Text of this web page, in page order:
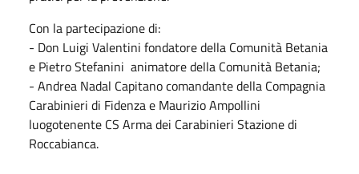
Con la partecipazione di:
- Don Luigi Valentini fondatore della Comunità Betania
e Pietro Stefanini animatore della Comunità Betania;
- Andrea Nadal Capitano comandante della Compagnia
Carabinieri di Fidenza e Maurizio Ampollini
luogotenente CS Arma dei Carabinieri Stazione di
Roccabianca.